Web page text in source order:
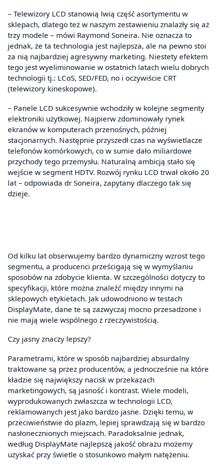
– Telewizory LCD stanowią lwią część asortymentu w
sklepach, dlatego też w naszym zestawieniu znalazły się aż
trzy modele – mówi Raymond Soneira. Nie oznacza to
jednak, że ta technologia jest najlepsza, ale na pewno stoi
za nią najbardziej agresywny marketing. Niestety efektem
tego jest wyeliminowanie w ostatnich latach wielu dobrych
technologii tj.: LCoS, SED/FED, no i oczywiście CRT
(telewizory kineskopowe).
– Panele LCD sukcesywnie wchodziły w kolejne segmenty
elektroniki użytkowej. Najpierw zdominowały rynek
ekranów w komputerach przenośnych, później
stacjonarnych. Następnie przyszedł czas na wyświetlacze
telefonów komórkowych, co w sumie dało miliardowe
przychody tego przemysłu. Naturalną ambicją stało się
wejście w segment HDTV. Rozwój rynku LCD trwał około 20
lat – odpowiada dr Soneira, zapytany dlaczego tak się
dzieje.
Od kilku lat obserwujemy bardzo dynamiczny wzrost tego
segmentu, a producenci prześcigają się w wymyślaniu
sposobów na zdobycie klienta. W szczególności dotyczy to
specyfikacji, które można znaleźć między innymi na
sklepowych etykietach. Jak udowodniono w testach
DisplayMate, dane te są zazwyczaj mocno przesadzone i
nie mają wiele wspólnego z rzeczywistością.
Czy jasny znaczy lepszy?
Parametrami, które w sposób najbardziej absurdalny
traktowane są przez producentów, a jednocześnie na które
kładzie się największy nacisk w przekazach
marketingowych, są jasność i kontrast. Wiele modeli,
wyprodukowanych zwłaszcza w technologii LCD,
reklamowanych jest jako bardzo jasne. Dzięki temu, w
przeciwieństwie do plazm, lepiej sprawdzają się w bardzo
nasłonecznionych miejscach. Paradoksalnie jednak,
według DisplayMate najlepszą jakość obrazu możemy
uzyskać przy świetle o stosunkowo małym natężeniu.